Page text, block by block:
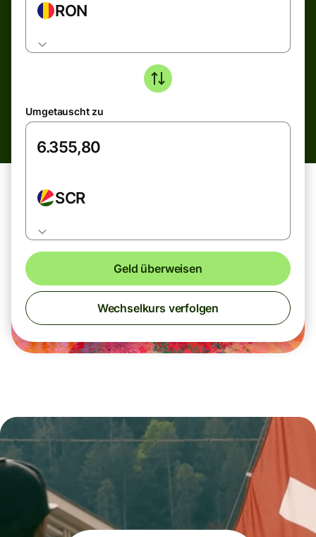
RON
Umgetauscht zu
SCR
Geld überweisen
Wechselkurs verfolgen